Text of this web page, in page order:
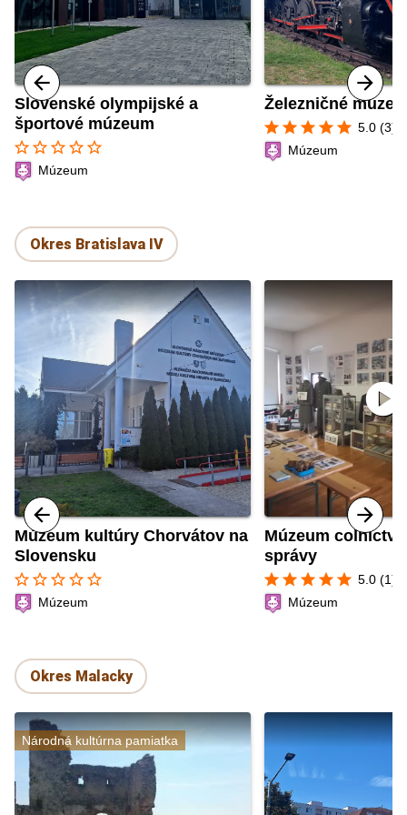
Slovenské olympijské a
športové múzeum
star_border star_border star_border star_border star_border
Múzeum
Železničné
star star star star star 5.0 (3)
Múzeum
Okres Bratislava IV
Múzeum kultúry Chorvátov na
Slovensku
star_border star_border star_border star_border star_border
Múzeum
play_circle
Múzeum
správy
star star star star star 5.0 (1)
Múzeum
Okres Malacky
Národná kultúrna pamiatka